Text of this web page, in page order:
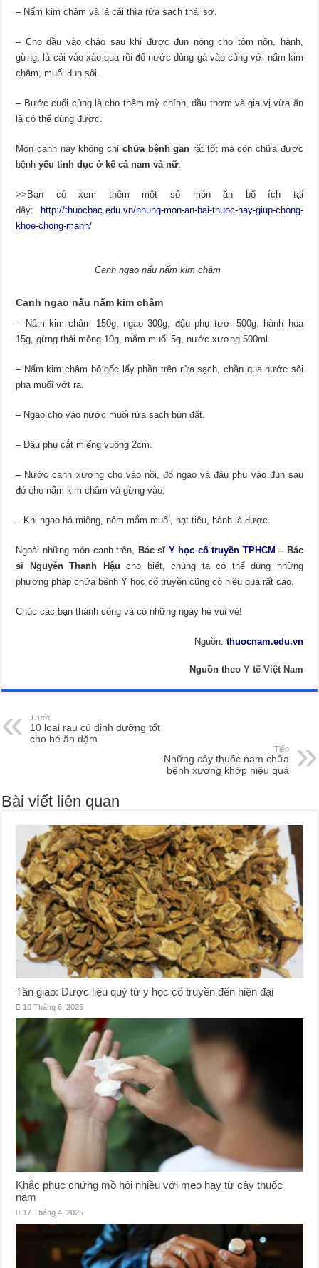
– Nấm kim châm và lá cải thìa rửa sạch thái sơ.
– Cho dầu vào chảo sau khi được đun nóng cho tôm nõn, hành,
gừng, lá cải vào xào qua rồi đổ nước dùng gà vào cùng với nấm kim
châm, muối đun sôi.
– Bước cuối cùng là cho thêm mỳ chính, dầu thơm và gia vị vừa ăn
là có thể dùng được.
Món canh này không chỉ chữa bệnh gan rất tốt mà còn chữa được
bệnh yếu tình dục ở kể cả nam và nữ.
>>Bạn có xem thêm một số món ăn bổ ích tại
đây:
http://thuocbac.edu.vn/nhung-mon-an-bai-thuoc-hay-giup-chong-
khoe-chong-manh/
Canh ngao nấu nấm kim châm
Canh ngao nấu nấm kim châm
– Nấm kim châm 150g, ngao 300g, đậu phụ tươi 500g, hành hoa
15g, gừng thái mỏng 10g, mắm muối 5g, nước xương 500ml.
– Nấm kim châm bỏ gốc lấy phần trên rửa sạch, chần qua nước sôi
pha muối vớt ra.
– Ngao cho vào nước muối rửa sạch bùn đất.
– Đậu phụ cắt miếng vuông 2cm.
– Nước canh xương cho vào nồi, đổ ngao và đậu phụ vào đun sau
đó cho nấm kim châm và gừng vào.
– Khi ngao há miệng, nêm mắm muối, hạt tiêu, hành là được.
Ngoài những món canh trên, Bác sĩ Y học cổ truyền TPHCM – Bác
sĩ Nguyễn Thanh Hậu cho biết, chúng ta có thể dùng những
phương pháp chữa bệnh Y học cổ truyền cũng có hiệu quả rất cao.
Chúc các bạn thành công và có những ngày hè vui vẻ!
Nguồn: thuocnam.edu.vn
Nguồn theo Y tế Việt Nam
Trước
10 loại rau củ dinh dưỡng tốt
cho bé ăn dặm
Tiếp
Những cây thuốc nam chữa
bệnh xương khớp hiệu quả
Bài viết liên quan
Tần giao: Dược liệu quý từ y học cổ truyền đến hiện đại
10 Tháng 6, 2025
Khắc phục chứng mồ hôi nhiều với mẹo hay từ cây thuốc
nam
17 Tháng 4, 2025